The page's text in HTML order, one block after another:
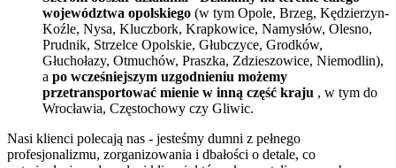
województwa opolskiego (w tym Opole, Brzeg, Kędzierzyn-
Koźle, Nysa, Kluczbork, Krapkowice, Namysłów, Olesno,
Prudnik, Strzelce Opolskie, Głubczyce, Grodków,
Głuchołazy, Otmuchów, Praszka, Zdzieszowice, Niemodlin),
a po wcześniejszym uzgodnieniu możemy
przetransportować mienie w inną część kraju , w tym do
Wrocławia, Częstochowy czy Gliwic.
Nasi klienci polecają nas - jesteśmy dumni z pełnego
profesjonalizmu, zorganizowania i dbałości o detale, co